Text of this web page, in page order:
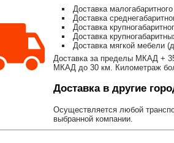
Доставка
Доставка
Доставка
Доставка
Доставка мягкой мебели
Доставка за пределы МКАД +
МКАД до 30 км. Километраж
Доставка в другие
Осуществляется любой
выбранной компании.